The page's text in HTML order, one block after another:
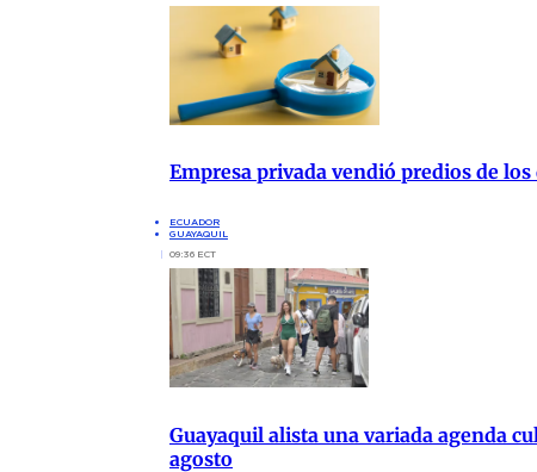
Empresa privada vendió predios de
ECUADOR
GUAYAQUIL
09:36 ECT
Guayaquil alista una variada agenda
agosto